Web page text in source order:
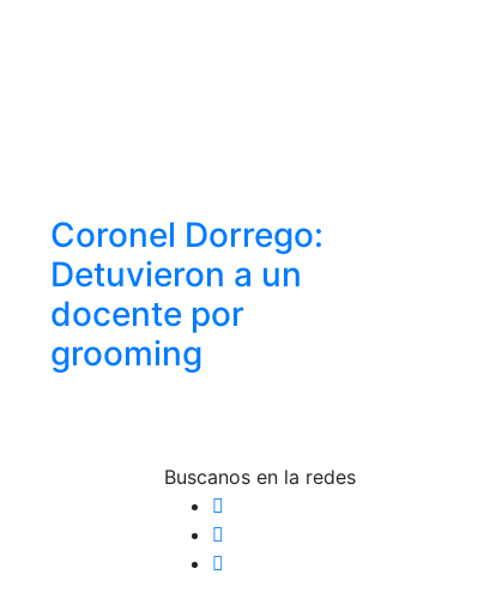
Coronel Dorrego:
Detuvieron a un
docente por
grooming
Buscanos en la redes